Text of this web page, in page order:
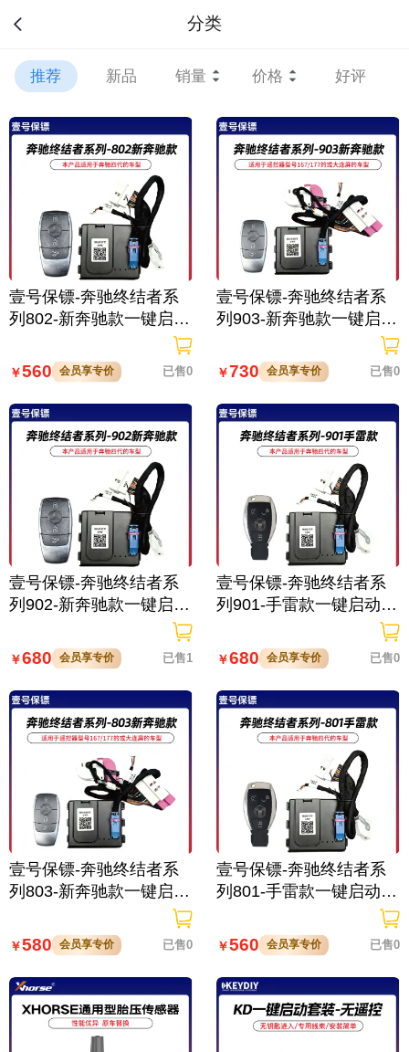
分类
推荐 新品 销量 价格 好评
壹号保镖-奔驰终结者系
列802-新奔驰款一键启动
￥560 会员享专价 已售0
壹号保镖-奔驰终结者系
列902-新奔驰款一键启动
￥680 会员享专价 已售1
壹号保镖-奔驰终结者系
列803-新奔驰款一键启动
￥580 会员享专价 已售0
壹号保镖-奔驰终结者系
列903-新奔驰款一键启动
￥730 会员享专价 已售0
壹号保镖-奔驰终结者系
列901-手雷款一键启动带
￥680 会员享专价 已售0
壹号保镖-奔驰终结者系
列801-手雷款一键启动免
￥560 会员享专价 已售0